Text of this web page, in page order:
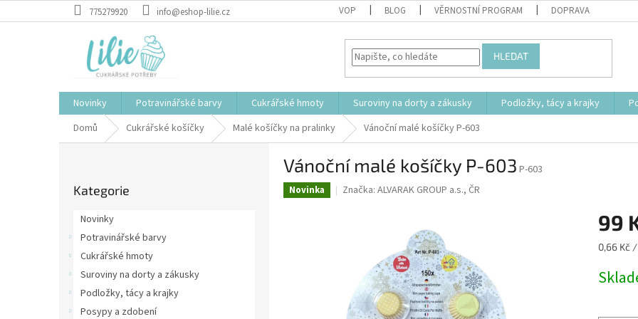
na
775279920 info@eshop-lilie.cz VOP BLOG VĚRNOSTNÍ PROGRAM DOPRAVA
HLEDAT
Novinky Potravinářské barvy Cukrářské hmoty Suroviny na dorty a zákusky Podložky, tácy a krajky
Domů
Cukrářské košíčky Malé košíčky na pralinky Vánoční malé košíčky P-603
kategorie
Kategorie
Novinky
Potravinářské barvy
Cukrářské hmoty
Suroviny na dorty a zákusky
Podložky, tácy a krajky
Posypy a zdobení
Vánoční malé košíčky P-603 P-603
Novinka Značka: ALVARAK GROUP a.s., ČR
99
Měrná
0,66 Kč /